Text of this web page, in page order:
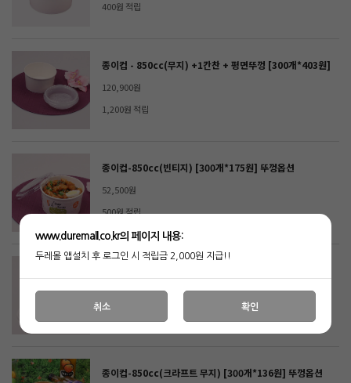
400원 적립
종이컵 - 850cc(무지) +1칸찬 + 평면뚜껑 [300개*403원]
120,900원
1,200원 적립
종이컵-850cc(빈티지) [300개*175원] 뚜껑옵션
52,500원
500원 적립
123,600원
종이컵-850cc(크라프트 무지) [300개*136원] 뚜껑옵션
www.duremall.co.kr의 페이지 내용:
두레몰 앱설치 후 로그인 시 적립금 2,000원 지급!!
취소 확인